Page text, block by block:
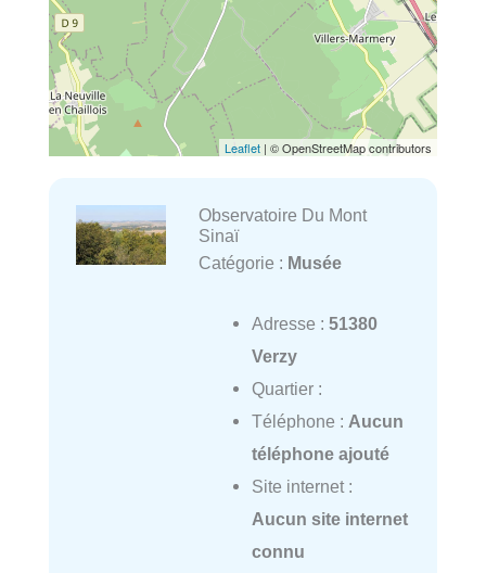
Leaflet | © OpenStreetMap contributors
Observatoire Du Mont
Sinaï
Catégorie : Musée
Adresse : 51380
Verzy
Quartier :
Téléphone : Aucun
téléphone ajouté
Site internet :
Aucun site internet
connu